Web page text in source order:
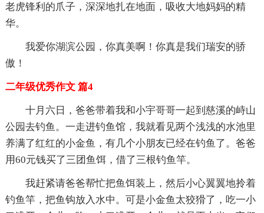
老虎锋利的爪子，深深地扎在地面，吸收大地妈妈的精
华。
我爱你湖滨公园，你真美啊！你真是我们瑞安的骄
傲！
二年级优秀作文 篇4
十月六日，爸爸带着我和小宇哥哥一起到慈溪的峙山
公园去钓鱼。一走进钓鱼馆，我就看见两个浅浅的水池里
养满了红红的小金鱼，有几个小朋友已经在钓鱼了。爸爸
用60元钱买了三团鱼饵，借了三根钓鱼竿。
我赶紧请爸爸帮忙把鱼饵装上，然后小心翼翼地拎着
钓鱼竿，把鱼钩放入水中。可是小金鱼太狡猾了，吃一小